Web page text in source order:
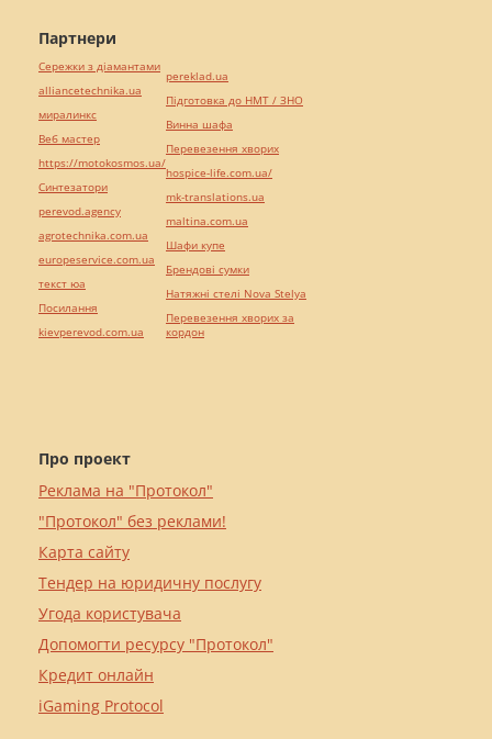
Про проект
Реклама на "Протокол"
"Протокол" без реклами!
Карта сайту
Тендер на юридичну послугу
Угода користувача
Допомогти ресурсу "Протокол"
Кредит онлайн
iGaming Protocol
Партнери
Сережки з діамантами
alliancetechnika.ua
миралинкс
Веб мастер
https://motokosmos.ua/
Синтезатори
perevod.agency
agrotechnika.com.ua
europeservice.com.ua
текст юа
Посилання
kievperevod.com.ua
pereklad.ua
Підготовка до НМТ / ЗНО
Винна шафа
Перевезення хворих
hospice-life.com.ua/
mk-translations.ua
maltina.com.ua
Шафи купе
Брендові сумки
Натяжні стелі Nova Stelya
Перевезення хворих за
кордон